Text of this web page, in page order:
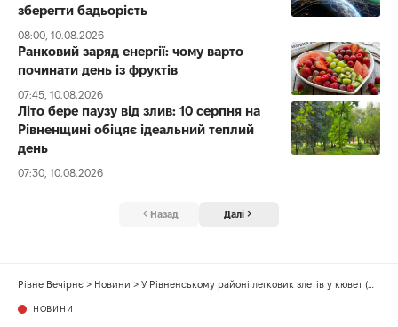
зберегти бадьорість
08:00, 10.08.2026
Ранковий заряд енергії: чому варто
починати день із фруктів
07:45, 10.08.2026
Літо бере паузу від злив: 10 серпня на
Рівненщині обіцяє ідеальний теплий
день
07:30, 10.08.2026
Назад Далі
Рівне Вечірнє > Новини > У Рівненському районі легковик злетів у кювет (ФОТО)
НОВИНИ